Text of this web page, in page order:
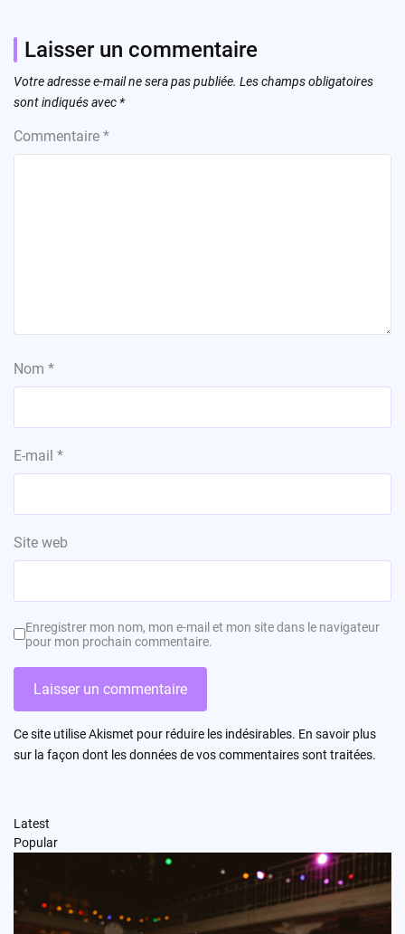
Laisser un commentaire
Votre adresse e-mail ne sera pas publiée. Les champs obligatoires
sont indiqués avec *
Commentaire *
Nom *
E-mail *
Site web
Enregistrer mon nom, mon e-mail et mon site dans le navigateur
pour mon prochain commentaire.
Ce site utilise Akismet pour réduire les indésirables. En savoir plus
sur la façon dont les données de vos commentaires sont traitées.
Latest
Popular